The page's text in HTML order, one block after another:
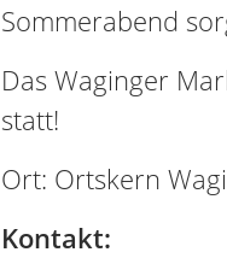
Sommerabend
Das Waginger
statt!
Ort: Ortskern
Kontakt: